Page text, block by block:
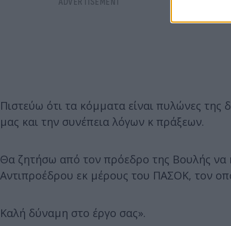
Πιστεύω ότι τα κόμματα είναι πυλώνες της
μας και την συνέπεια λόγων κ πράξεων.
Θα ζητήσω από τον πρόεδρο της Βουλής να
Αντιπροέδρου εκ μέρους του ΠΑΣΟΚ, τον
Καλή δύναμη στο έργο σας».